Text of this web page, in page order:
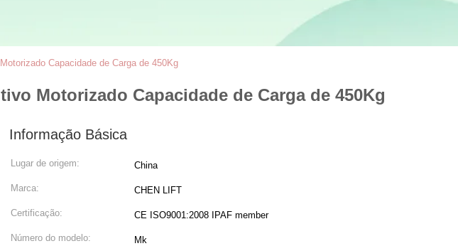
Capacidade de Carga de 450Kg
Motorizado Capacidade de Carga de 450Kg
Informação Básica
Lugar de origem: China
Marca: CHEN LIFT
Certificação: CE ISO9001:2008 IPAF member
Número do modelo: Mk